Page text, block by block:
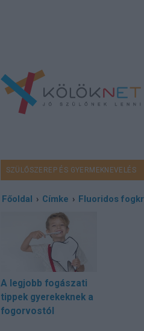
SZÜLŐSZEREP ÉS GYERMEKNEVELÉS
Főoldal › Címke › Fluoridos
A legjobb fogászati
tippek gyerekeknek a
fogorvostól